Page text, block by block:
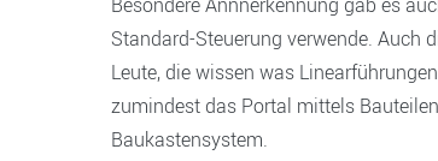
Standard-Steuerung verwende. Auch
Leute, die wissen was
zumindest das Portal mittels
Baukastensystem.